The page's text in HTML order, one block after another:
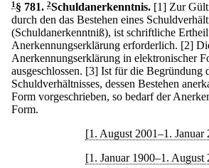
1 § 781. 2Schuldanerkenntnis. [1] Zur
durch den das Bestehen eines
(Schuldanerkenntniß), ist schriftliche
Anerkennungserklärung erforderlich. [2]
Anerkennungserklärung in elektronischer
ausgeschlossen. [3] Ist für die Begründung
Schuldverhältnisses, dessen Bestehen
Form vorgeschrieben, so bedarf der
Form.
[1. August 2001–1. Januar
[1. Januar 1900–1. August